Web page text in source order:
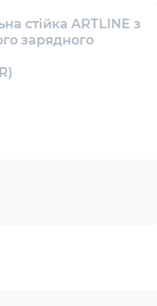
пошкодження
тримач для
Ергономіка
щоб забезпечити
У комплект
для швидкого
стійка ARTLINE з
зарядного